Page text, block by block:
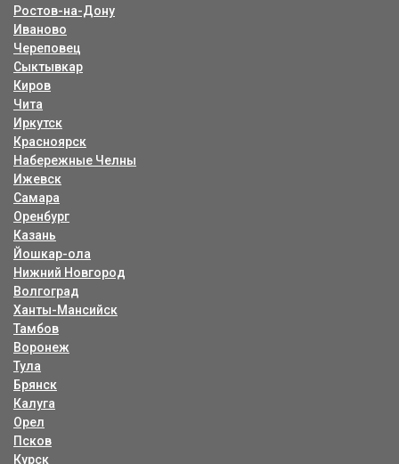
Ростов-на-Дону
Иваново
Череповец
Сыктывкар
Киров
Чита
Иркутск
Красноярск
Набережные Челны
Ижевск
Самара
Оренбург
Казань
Йошкар-ола
Нижний Новгород
Волгоград
Ханты-Мансийск
Тамбов
Воронеж
Тула
Брянск
Калуга
Орел
Псков
Курск